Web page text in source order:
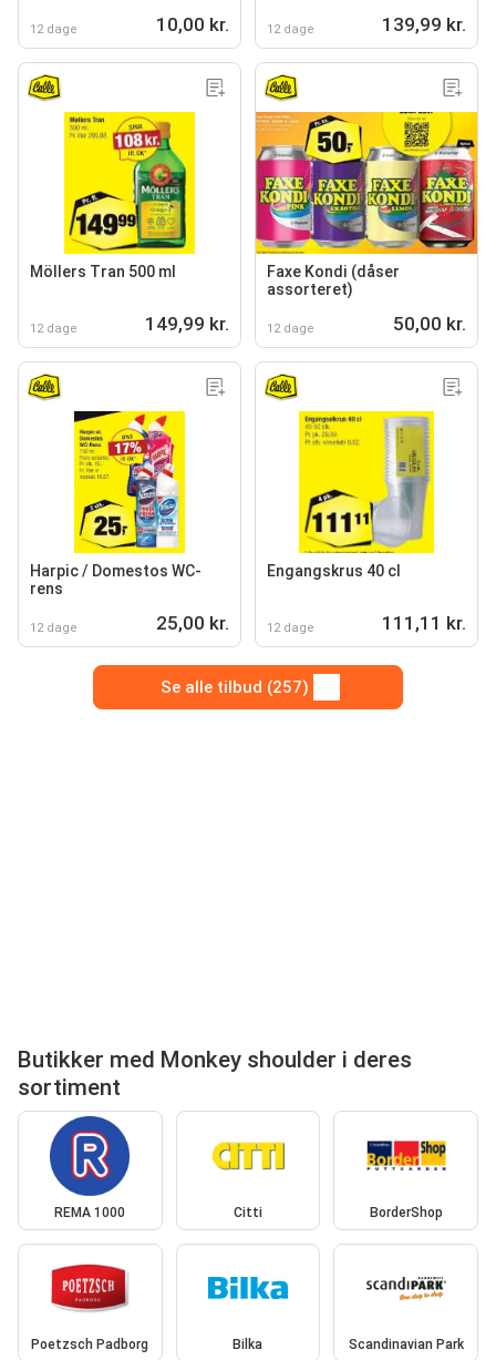
12 dage 10,00 kr. 12 dage 139,99 kr.
Möllers Tran 500 ml
12 dage 149,99 kr.
Faxe Kondi (dåser
assorteret)
12 dage 50,00 kr.
Harpic / Domestos WC-
rens
12 dage 25,00 kr.
Engangskrus 40 cl
12 dage 111,11 kr.
Se alle tilbud (257)
Butikker med Monkey shoulder i deres
sortiment
REMA 1000 Citti BorderShop
Poetzsch Padborg Bilka Scandinavian Park